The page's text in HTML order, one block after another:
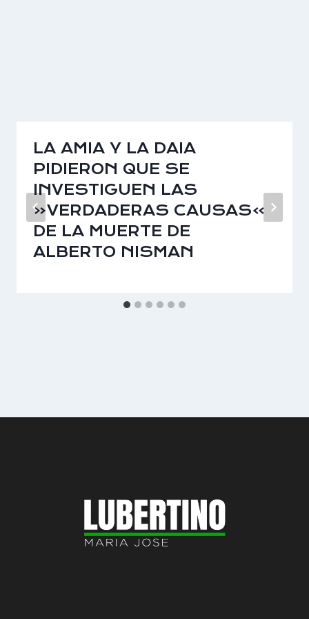
LA AMIA Y LA DAIA
PIDIERON QUE SE
INVESTIGUEN LAS
«VERDADERAS CAUSAS»
DE LA MUERTE DE
ALBERTO NISMAN